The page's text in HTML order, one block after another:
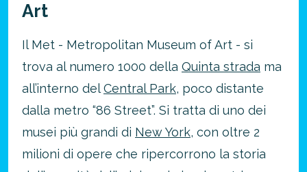
Art
Il Met - Metropolitan Museum of Art - si
trova al numero 1000 della Quinta strada ma
all’interno delCentral Park, poco distante
dalla metro “86 Street”. Si tratta di uno dei
musei più grandi di New York, con oltre 2
milioni di opere che ripercorrono la storia